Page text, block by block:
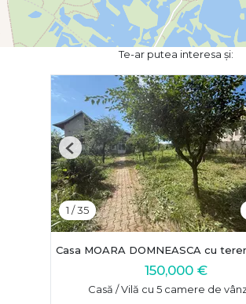
Te-ar putea interesa și:
1 /35
Previous
Casa MOARA DOMNEASCA cu
150,000 €
Casă / Vilă cu 5 camere de